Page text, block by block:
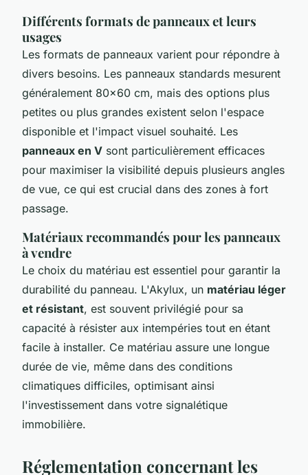
Différents formats de panneaux et leurs
usages
Les formats de panneaux varient pour répondre à
divers besoins. Les panneaux standards mesurent
généralement 80x60 cm, mais des options plus
petites ou plus grandes existent selon l'espace
disponible et l'impact visuel souhaité. Les
panneaux en V sont particulièrement efficaces
pour maximiser la visibilité depuis plusieurs angles
de vue, ce qui est crucial dans des zones à fort
passage.
Matériaux recommandés pour les panneaux
à vendre
Le choix du matériau est essentiel pour garantir la
durabilité du panneau. L'Akylux, un matériau léger
et résistant, est souvent privilégié pour sa
capacité à résister aux intempéries tout en étant
facile à installer. Ce matériau assure une longue
durée de vie, même dans des conditions
climatiques difficiles, optimisant ainsi
l'investissement dans votre signalétique
immobilière.
Réglementation concernant les